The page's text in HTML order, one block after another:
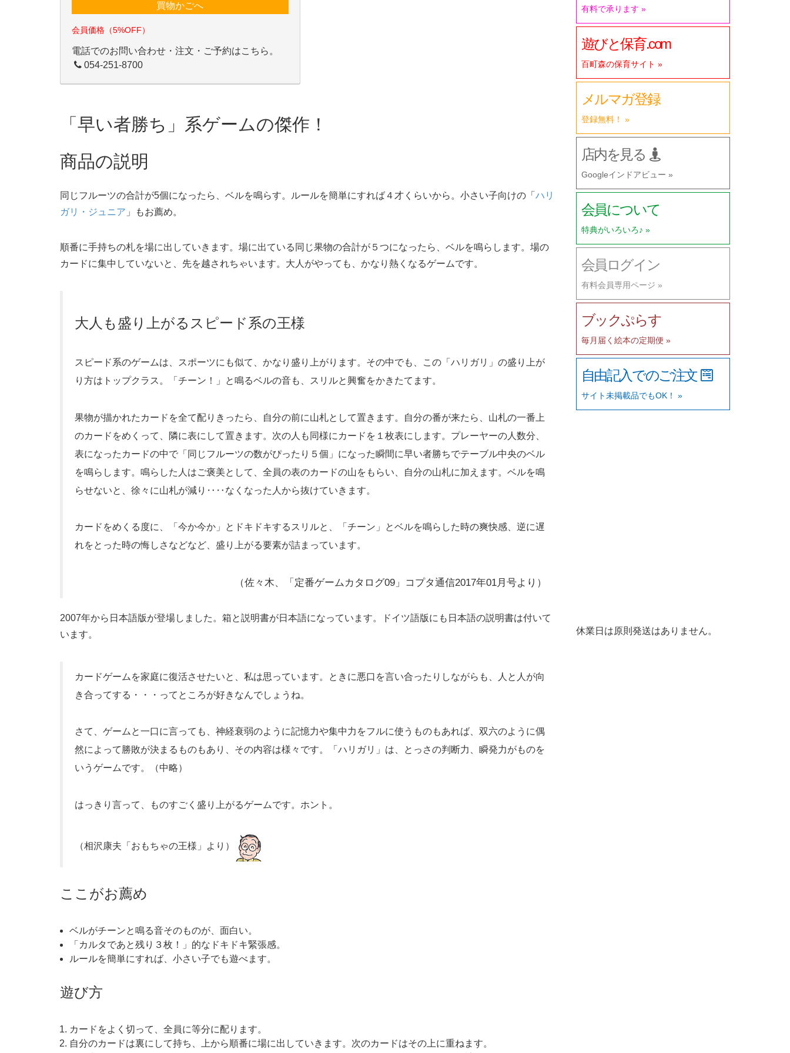
買物かごへ
会員価格（5%OFF）
電話でのお問い合わせ・注文・ご予約はこちら。
054-251-8700
「早い者勝ち」系ゲームの傑作！
商品の説明
同じフルーツの合計が5個になったら、ベルを鳴らす。ルールを簡単にすれば４才くらいから。小さい子向けの「 ハリ
ガリ・ジュニア 」もお薦め。
順番に手持ちの札を場に出していきます。場に出ている同じ果物の合計が５つになったら、ベルを鳴らします。場の
カードに集中していないと、先を越されちゃいます。大人がやっても、かなり熱くなるゲームです。
大人も盛り上がるスピード系の王様
スピード系のゲームは、スポーツにも似て、かなり盛り上がります。その中でも、この「ハリガリ」の盛り上が
り方はトップクラス。「チーン！」と鳴るベルの音も、スリルと興奮をかきたてます。
果物が描かれたカードを全て配りきったら、自分の前に山札として置きます。自分の番が来たら、山札の一番上
のカードをめくって、隣に表にして置きます。次の人も同様にカードを１枚表にします。プレーヤーの人数分、
表になったカードの中で「同じフルーツの数がぴったり５個」になった瞬間に早い者勝ちでテーブル中央のベル
を鳴らします。鳴らした人はご褒美として、全員の表のカードの山をもらい、自分の山札に加えます。ベルを鳴
らせないと、徐々に山札が減り‥‥なくなった人から抜けていきます。
カードをめくる度に、「今か今か」とドキドキするスリルと、「チーン」とベルを鳴らした時の爽快感、逆に遅
れをとった時の悔しさなどなど、盛り上がる要素が詰まっています。
（佐々木、「定番ゲームカタログ09」コプタ通信2017年01月号より）
2007年から日本語版が登場しました。箱と説明書が日本語になっています。ドイツ語版にも日本語の説明書は付いて
います。
カードゲームを家庭に復活させたいと、私は思っています。ときに悪口を言い合ったりしながらも、人と人が向
き合ってする・・・ってところが好きなんでしょうね。
さて、ゲームと一口に言っても、神経衰弱のように記憶力や集中力をフルに使うものもあれば、双六のように偶
然によって勝敗が決まるものもあり、その内容は様々です。「ハリガリ」は、とっさの判断力、瞬発力がものを
いうゲームです。（中略）
はっきり言って、ものすごく盛り上がるゲームです。ホント。
（相沢康夫「おもちゃの王様」より）
ここがお薦め
ベルがチーンと鳴る音そのものが、面白い。
「カルタであと残り３枚！」的なドキドキ緊張感。
ルールを簡単にすれば、小さい子でも遊べます。
遊び方
カードをよく切って、全員に等分に配ります。
自分のカードは裏にして持ち、上から順番に場に出していきます。次のカードはその上に重ねます。
有料で承ります »
遊びと保育.com
百町森の保育サイト »
メルマガ登録
登録無料！ »
店内を見る
Googleインドアビュー »
会員について
特典がいろいろ♪ »
会員ログイン
有料会員専用ページ »
ブックぷらす
毎月届く絵本の定期便 »
自由記入でのご注文
サイト未掲載品でもOK！ »
休業日は原則発送はありません。